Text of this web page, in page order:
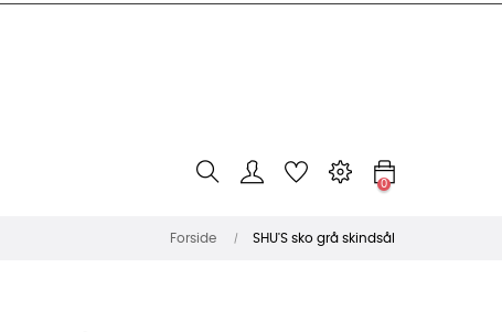
0
Forside SHU'S sko grå skindsål